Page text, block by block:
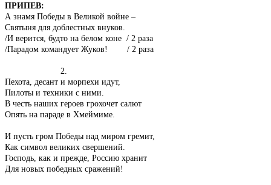
ПРИПЕВ:
А знамя Победы в Великой войне –
Святыня для доблестных внуков.
/И верится, будто на белом коне / 2 раза
/Парадом командует Жуков! / 2 раза
2.
Пехота, десант и морпехи идут,
Пилоты и техники с ними.
В честь наших героев грохочет салют
Опять на параде в Хмеймиме.
И пусть гром Победы над миром гремит,
Как символ великих свершений.
Господь, как и прежде, Россию хранит
Для новых победных сражений!